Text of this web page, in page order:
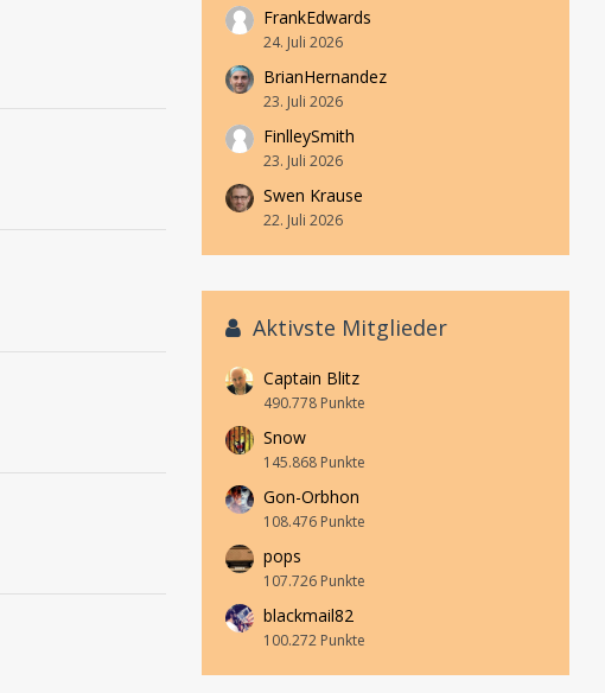
FrankEdwards
24. Juli 2026
BrianHernandez
23. Juli 2026
FinlleySmith
23. Juli 2026
Swen Krause
22. Juli 2026
Aktivste Mitglieder
Captain Blitz
490.778 Punkte
Snow
145.868 Punkte
Gon-Orbhon
108.476 Punkte
pops
107.726 Punkte
blackmail82
100.272 Punkte